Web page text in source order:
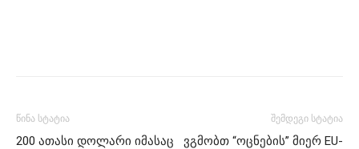
წინა სტატია
200 ათასი დოლარი იმასაც
შემდეგი სტატია
ვგმობთ “ოცნების” მიერ EU-